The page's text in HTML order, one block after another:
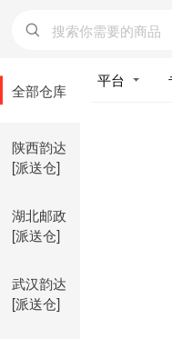
全部仓库
陕西韵达
[派送仓]
湖北邮政
[派送仓]
武汉韵达
[派送仓]